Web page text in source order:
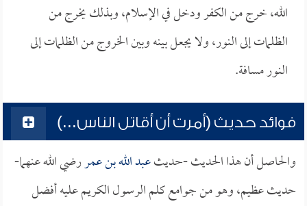
الله، خرج من الكفر ودخل في الإسلام، وبذلك يخرج من
الظلمات إلى النور، ولا يجعل بينه وبين الخروج من الظلمات إلى
النور مسافة.
فوائد حديث (أمرت أن أقاتل الناس...)
والحاصل أن هذا الحديث -حديثعبد الله بن عمررضي الله عنهما-
حديث عظيم، وهو من جوامع كلم الرسول الكريم عليه أفضل